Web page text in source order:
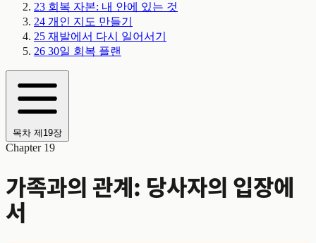
23 회복 자본: 내 안에 있는 것
24 개인 지도 만들기
25 재발에서 다시 일어서기
26 30일 회복 플랜
목차 제19장
Chapter 19
가족과의 관계: 당사자의 입장에
서